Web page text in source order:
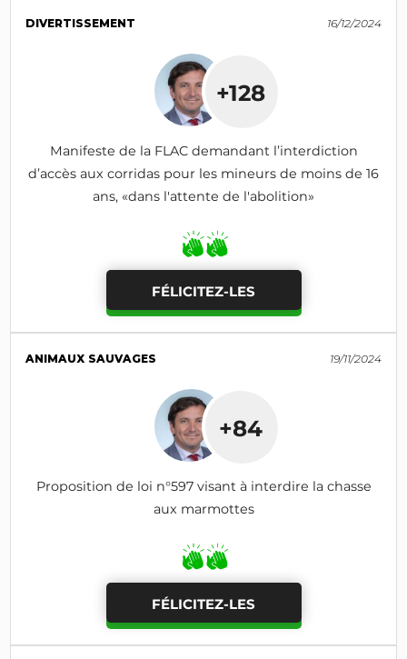
DIVERTISSEMENT 16/12/2024
+128
Manifeste de la FLAC demandant l’interdiction
d’accès aux corridas pour les mineurs de moins de 16
ans, «dans l'attente de l'abolition»
FÉLICITEZ-LES
ANIMAUX SAUVAGES 19/11/2024
+84
Proposition de loi n°597 visant à interdire la chasse
aux marmottes
FÉLICITEZ-LES